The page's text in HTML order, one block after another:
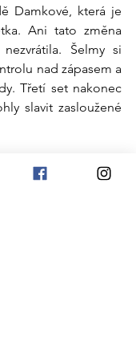
Damkové, která je
Ani tato změna
Šelmy si
nad zápasem a
Třetí set nakonec
slavit zasloužené